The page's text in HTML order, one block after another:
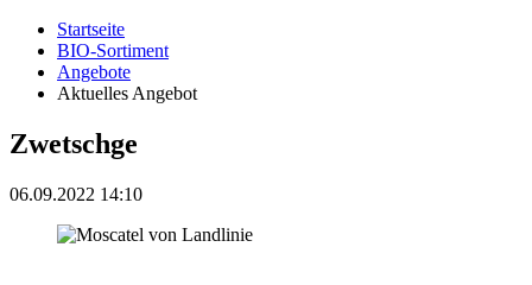
Startseite
BIO-Sortiment
Angebote
Aktuelles Angebot
Zwetschge
06.09.2022 14:10